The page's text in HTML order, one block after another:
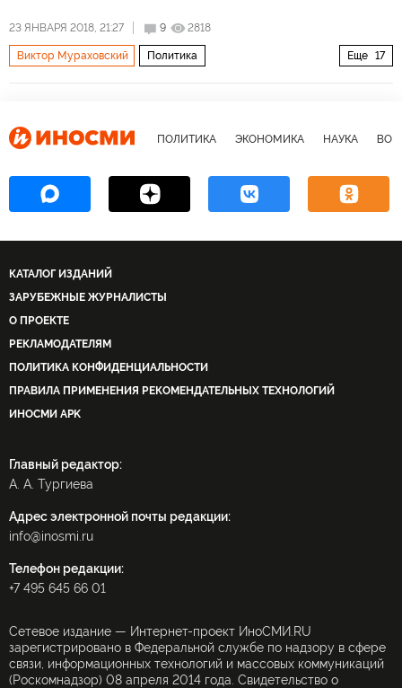
23 ЯНВАРЯ 2018, 21:27 9 2818
Еще 17
Виктор Мураховский Политика
Башар Асад Валерий Герасимов
Сергей Шойгу Хакан Фидан Григорий Лукьянов
Отряды народной самообороны (YPG)
Рабочая партия Курдистана (РПК)
операция «Оливковая ветвь
ПОЛИТИКА ЭКОНОМИКА НАУКА
КАТАЛОГ ИЗДАНИЙ
ЗАРУБЕЖНЫЕ ЖУРНАЛИСТЫ
О ПРОЕКТЕ
РЕКЛАМОДАТЕЛЯМ
ПОЛИТИКА КОНФИДЕНЦИАЛЬНОСТИ
ПРАВИЛА ПРИМЕНЕНИЯ РЕКОМЕНДАТЕЛЬНЫХ ТЕХНОЛОГИЙ
ИНОСМИ APK
Главный редактор:
А. А. Тургиева
Адрес электронной почты редакции:
info@inosmi.ru
Телефон редакции:
+7 495 645 66 01
Сетевое издание — Интернет-проект ИноСМИ.RU
зарегистрировано в Федеральной службе по надзору в сфере
связи, информационных технологий и массовых коммуникаций
(Роскомнадзор) 08 апреля 2014 года. Свидетельство о